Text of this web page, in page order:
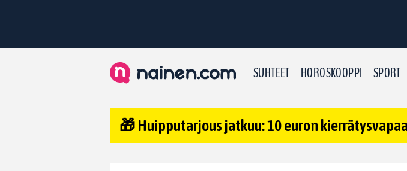
SUHTEET HOROSKOOPPI SPORT
🎁 Huipputarjous jatkuu: 10 euron